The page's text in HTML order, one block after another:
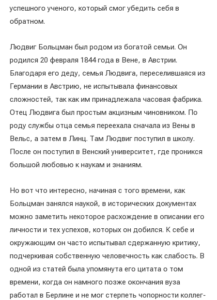
успешного ученого, который смог убедить себя в
обратном.
Людвиг Больцман был родом из богатой семьи. Он
родился 20 февраля 1844 года в Вене, в Австрии.
Благодаря его деду, семья Людвига, переселившаяся из
Германии в Австрию, не испытывала финансовых
сложностей, так как им принадлежала часовая фабрика.
Отец Людвига был простым акцизным чиновником. По
роду службы отца семья переехала сначала из Вены в
Вельс, а затем в Линц. Там Людвиг поступил в школу.
После он поступил в Венский университет, где проникся
большой любовью к наукам и знаниям.
Но вот что интересно, начиная с того времени, как
Больцман занялся наукой, в исторических документах
можно заметить некоторое расхождение в описании его
личности и тех успехов, которых он добился. К себе и
окружающим он часто испытывал сдержанную критику,
подчеркивая собственную человечность как слабость. В
одной из статей была упомянута его цитата о том
времени, когда он намного позже окончания вуза
работал в Берлине и не мог стерпеть чопорности коллег-